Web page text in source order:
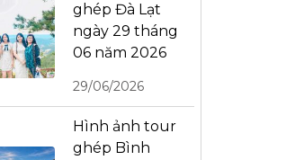
ghép Đà Lạt
ngày 29 tháng
06 năm 2026
29/06/2026
Hình ảnh tour
ghép Bình